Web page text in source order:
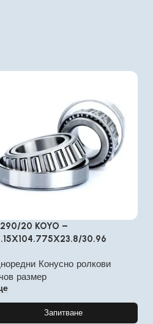
20 KOYO –
30.96
Конусно ролкови
размер
Запитване